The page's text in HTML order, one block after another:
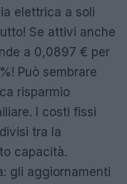
elettrica a soli
Se attivi anche
a 0,0897 € per
Può sembrare
risparmio
I costi fissi
tra la
capacità.
gli aggiornamenti